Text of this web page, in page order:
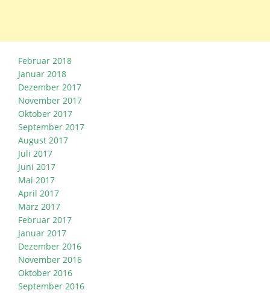
Februar 2018
Januar 2018
Dezember 2017
November 2017
Oktober 2017
September 2017
August 2017
Juli 2017
Juni 2017
Mai 2017
April 2017
März 2017
Februar 2017
Januar 2017
Dezember 2016
November 2016
Oktober 2016
September 2016